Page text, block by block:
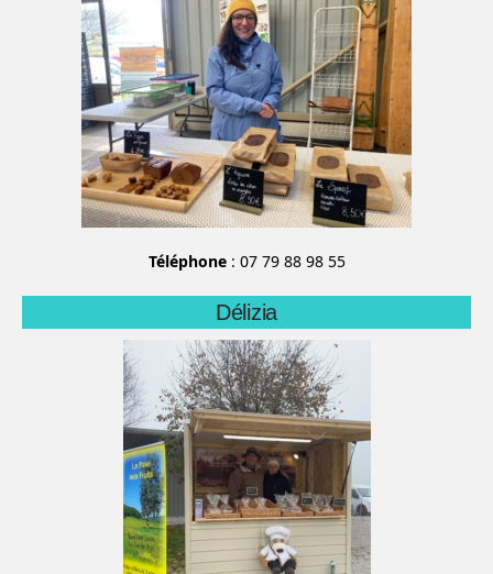
Téléphone: 07 79 88 98 55
Délizia